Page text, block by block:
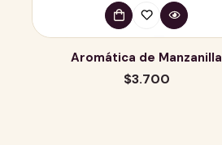
Aromática de Manzanilla
Precio
$3.700